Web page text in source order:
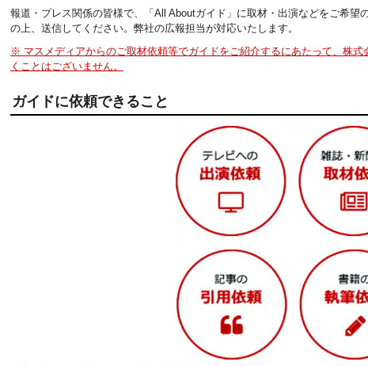
報道・プレス関係の皆様で、「All Aboutガイド」に取材・出演などをご希望
の上、送信してください。弊社の広報担当が対応いたします。
※ マスメディアからのご取材依頼等でガイドをご紹介するにあたって、株
くことはございません。
ガイドに依頼できること